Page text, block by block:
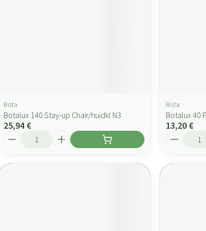
Bota
Botalux 140 Stay-up Chair/huidkl N3
25,94 €
Bota
Botalux 40
13,20 €